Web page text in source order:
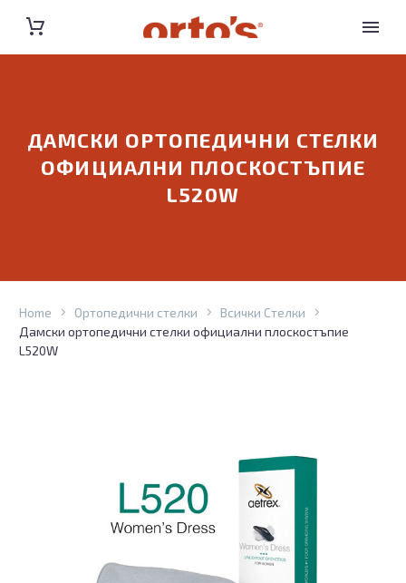
ДАМСКИ ОРТОПЕДИЧНИ СТЕЛКИ
ОФИЦИАЛНИ ПЛОСКОСТЪПИЕ
L520W
Home Ортопедични стелки
Всички Стелки
Дамски ортопедични стелки официални плоскостъпие
L520W